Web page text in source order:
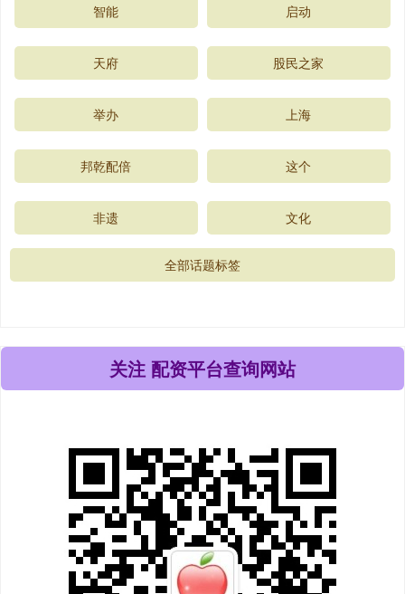
智能 启动
天府 股民之家
举办 上海
邦乾配倍 这个
非遗 文化
全部话题标签
关注 配资平台查询网站